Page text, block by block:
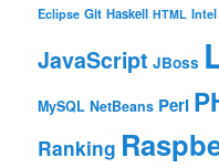
Eclipse Git Haskell HTML Intel
JavaScript JBoss
MySQL NetBeans Perl
Ranking